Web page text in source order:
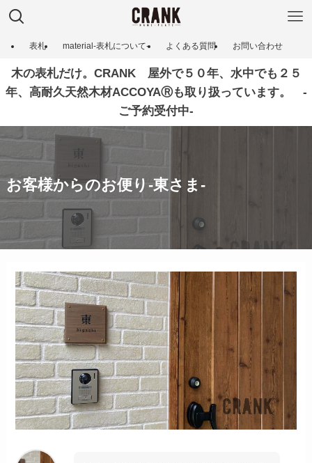
表札 material-表札について‐ よくある質問 お問い合わせ
木の表札だけ。CRANK 屋外で５０年、水中でも２５
年、高耐久天然木材ACCOYAⓇも取り扱っています。 ‐
ご予約受付中‐
お客様からのお便り-東さま‐